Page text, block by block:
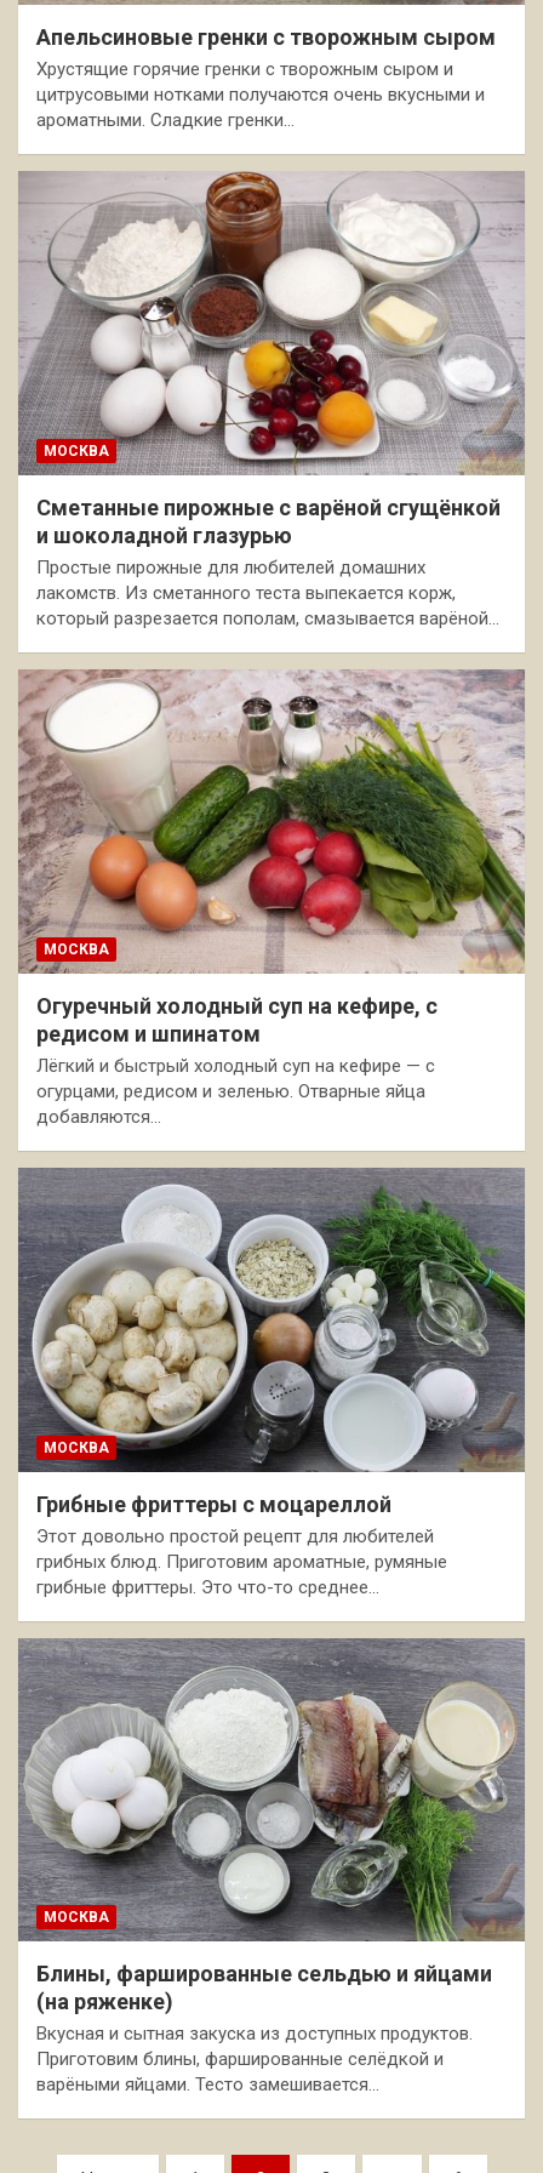
Апельсиновые гренки с творожным сыром
Хрустящие горячие гренки с творожным сыром и
цитрусовыми нотками получаются очень вкусными и
ароматными. Сладкие гренки…
МОСКВА
Сметанные пирожные с варёной сгущёнкой
и шоколадной глазурью
Простые пирожные для любителей домашних
лакомств. Из сметанного теста выпекается корж,
который разрезается пополам, смазывается варёной…
МОСКВА
Огуречный холодный суп на кефире, с
редисом и шпинатом
Лёгкий и быстрый холодный суп на кефире — с
огурцами, редисом и зеленью. Отварные яйца
добавляются…
МОСКВА
Грибные фриттеры с моцареллой
Этот довольно простой рецепт для любителей
грибных блюд. Приготовим ароматные, румяные
грибные фриттеры. Это что-то среднее…
МОСКВА
Блины, фаршированные сельдью и яйцами
(на ряженке)
Вкусная и сытная закуска из доступных продуктов.
Приготовим блины, фаршированные селёдкой и
варёными яйцами. Тесто замешивается…